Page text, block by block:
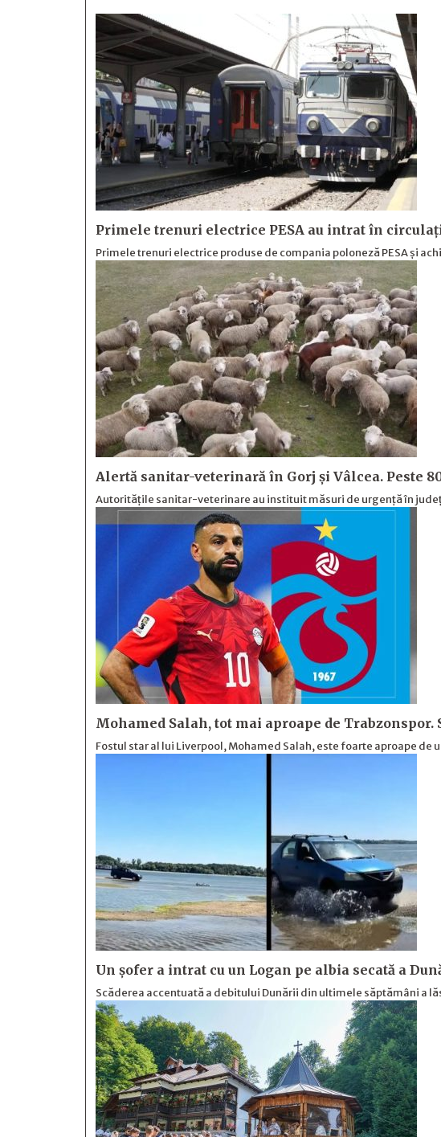
Primele trenuri electrice PESA au intrat în
Primele trenuri electrice produse de compania poloneză PESA și
Alertă sanitar-veterinară în Gorj și Vâlcea. Peste
Autoritățile sanitar-veterinare au instituit măsuri de urgență în
Mohamed Salah, tot mai aproape de
Fostul star al lui Liverpool, Mohamed Salah, este foarte aproape
Un șofer a intrat cu un Logan pe albia secată a
Scăderea accentuată a debitului Dunării din ultimele săptămâni a